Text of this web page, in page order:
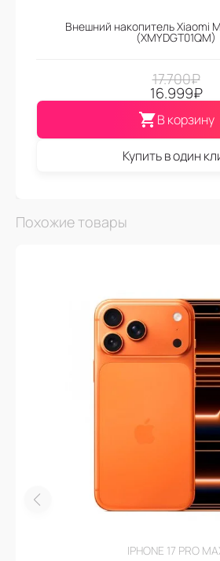
Внешний накопитель Xiaomi
(XMYDGT01QM)
17.700₽
16.999₽
В корзину
Купить в один
Похожие товары
IPHONE 17 PRO